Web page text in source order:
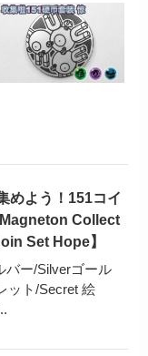
めよう！151コイ
Collect
Set Hope】
バー/Silverゴール
ット/Secret 絵